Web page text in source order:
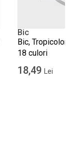
Bic
Bic,
18 culori
18,49 Lei